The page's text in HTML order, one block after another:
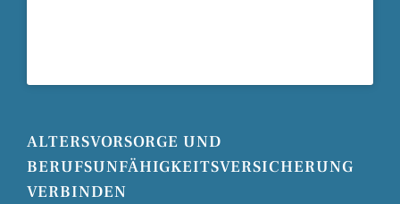
ALTERSVORSORGE UND
BERUFSUNFÄHIGKEITSVERSICHERUNG
VERBINDEN